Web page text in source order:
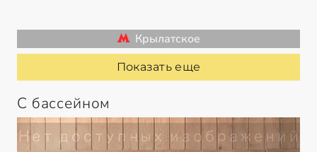
Крылатское
Показать еще
С бассейном